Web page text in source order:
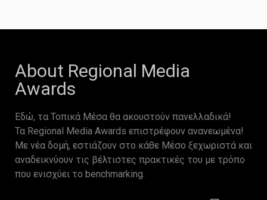
About Regional Media
Awards
Εδώ, τα Τοπικά Μέσα θα ακουστούν πανελλαδικά!
Τα Regional Media Awards επιστρέφουν ανανεωμένα!
Με νέα δομή, εστιάζουν στο κάθε Μέσο ξεχωριστά και
αναδεικνύουν τις βέλτιστες πρακτικές του με τρόπο
που ενισχύει το benchmarking.